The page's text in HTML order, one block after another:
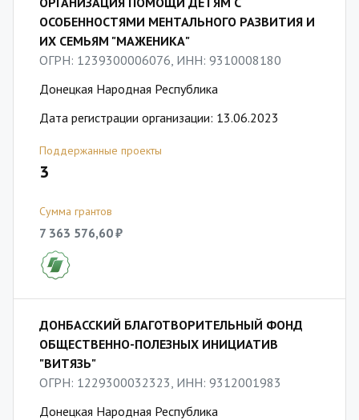
ОСОБЕННОСТЯМИ МЕНТАЛЬНОГО РАЗВИТИЯ И
ИХ СЕМЬЯМ "МАЖЕНИКА"
ОГРН: 1239300006076, ИНН: 9310008180
Донецкая Народная Республика
Дата регистрации организации: 13.06.2023
Поддержанные проекты
3
Сумма грантов
7 363 576,60 ₽
ДОНБАССКИЙ БЛАГОТВОРИТЕЛЬНЫЙ ФОНД
ОБЩЕСТВЕННО-ПОЛЕЗНЫХ ИНИЦИАТИВ
"ВИТЯЗЬ"
ОГРН: 1229300032323, ИНН: 9312001983
Донецкая Народная Республика